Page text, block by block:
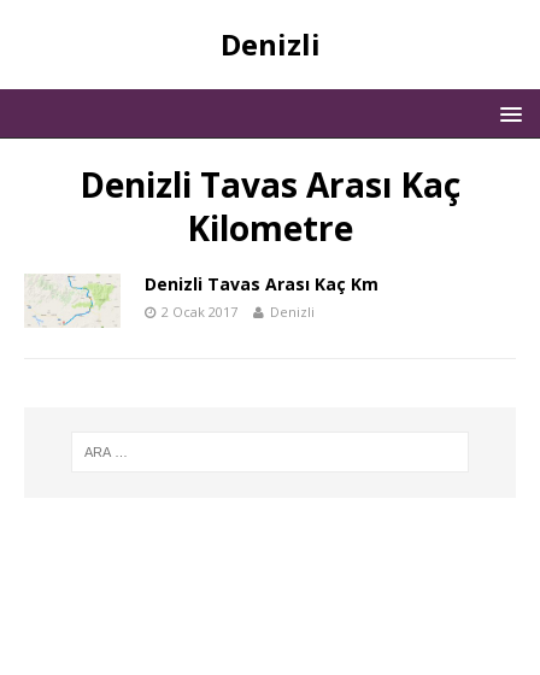
Denizli
Denizli Tavas Arası Kaç
Kilometre
Denizli Tavas Arası Kaç Km
2 Ocak 2017 Denizli